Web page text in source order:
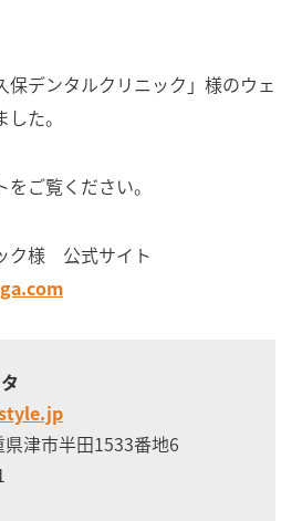
保デンタルクリニック」様のウェ
た。
ご覧ください。
ク様 公式サイト
津市半田1533番地6